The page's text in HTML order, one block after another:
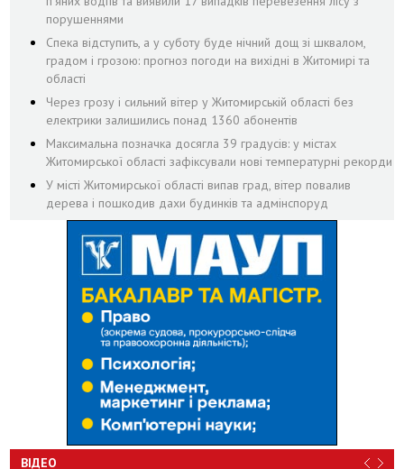
порушеннями
Спека відступить, а у суботу буде нічний дощ зі шквалом,
градом і грозою: прогноз погоди на вихідні в Житомирі та
області
Через грозу і сильний вітер у Житомирській області без
електрики залишились понад 1360 абонентів
Максимальна позначка досягла 39 градусів: у містах
Житомирської області зафіксували нові температурні рекорди
У місті Житомирської області випав град, вітер повалив
дерева і пошкодив дахи будинків та адмінспоруд
ВІДЕО